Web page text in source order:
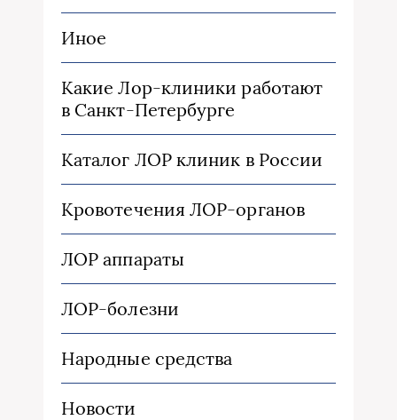
Иное
Какие Лор-клиники работают
в Санкт-Петербурге
Каталог ЛОР клиник в России
Кровотечения ЛОР-органов
ЛОР аппараты
ЛОР-болезни
Народные средства
Новости